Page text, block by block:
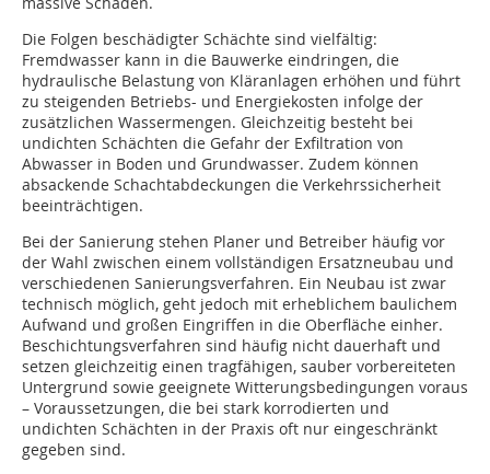
Die Folgen beschädigter Schächte sind vielfältig:
Fremdwasser kann in die Bauwerke eindringen, die
hydraulische Belastung von Kläranlagen erhöhen und führt
zu steigenden Betriebs- und Energiekosten infolge der
zusätzlichen Wassermengen. Gleichzeitig besteht bei
undichten Schächten die Gefahr der Exfiltration von
Abwasser in Boden und Grundwasser. Zudem können
absackende Schachtabdeckungen die Verkehrssicherheit
beeinträchtigen.
Bei der Sanierung stehen Planer und Betreiber häufig vor
der Wahl zwischen einem vollständigen Ersatzneubau und
verschiedenen Sanierungsverfahren. Ein Neubau ist zwar
technisch möglich, geht jedoch mit erheblichem baulichem
Aufwand und großen Eingriffen in die Oberfläche einher.
Beschichtungsverfahren sind häufig nicht dauerhaft und
setzen gleichzeitig einen tragfähigen, sauber vorbereiteten
Untergrund sowie geeignete Witterungsbedingungen voraus
– Voraussetzungen, die bei stark korrodierten und
undichten Schächten in der Praxis oft nur eingeschränkt
gegeben sind.